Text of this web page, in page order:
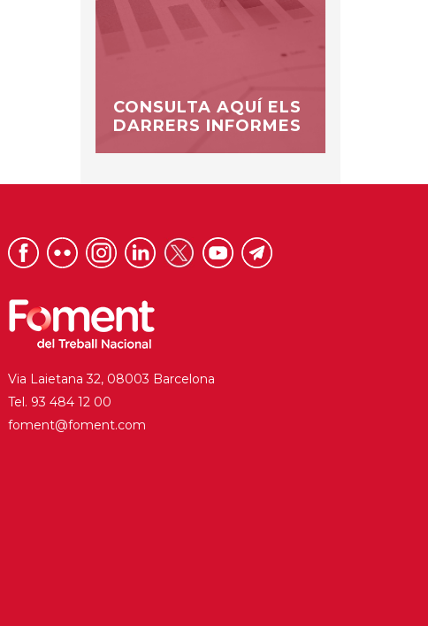
CONSULTA AQUÍ ELS
DARRERS INFORMES
Via Laietana 32, 08003 Barcelona
Tel. 93 484 12 00
foment@foment.com